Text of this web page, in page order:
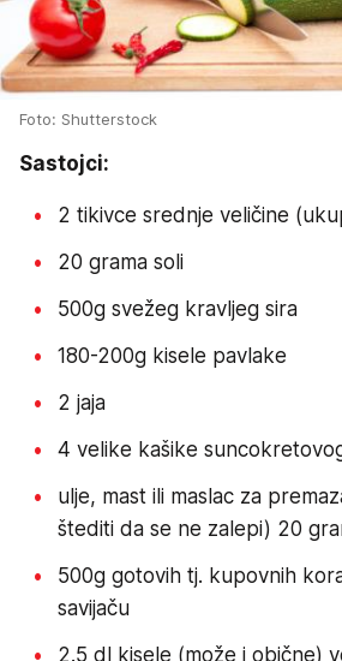
Foto: Shutterstock
Sastojci:
2 tikivce srednje veličine
20 grama soli
500g svežeg kravljeg sira
180-200g kisele pavlake
2 jaja
4 velike kašike
ulje, mast ili maslac za
štediti da se ne zalepi) 20
500g gotovih tj. kupovnih
savijaču
2.5 dl kisele (može i obične)